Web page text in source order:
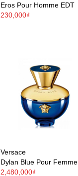
Eros Pour Homme EDT
230,000₫
Versace
Dylan Blue Pour Femme
2,480,000₫